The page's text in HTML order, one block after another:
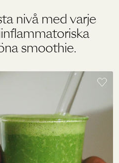
nivå med varje
smoothie.